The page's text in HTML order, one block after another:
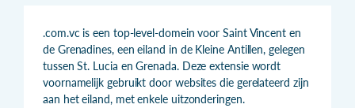
.com.vc is een top-level-domein voor Saint Vincent en
de Grenadines, een eiland in de Kleine Antillen, gelegen
tussen St. Lucia en Grenada. Deze extensie wordt
voornamelijk gebruikt door websites die gerelateerd zijn
aan het eiland, met enkele uitzonderingen.